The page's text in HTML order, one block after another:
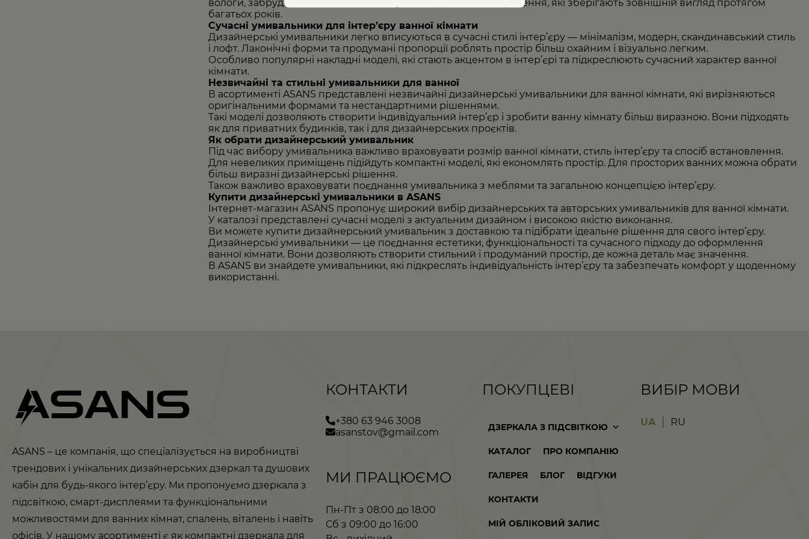
вологи, забруднень і щоденної експлуатації. Це довговічні рішення, які зберігають зовнішній вигляд протягом
багатьох років.
Сучасні умивальники для інтер’єру ванної кімнати
Дизайнерські умивальники легко вписуються в сучасні стилі інтер’єру — мінімалізм, модерн, скандинавський стиль
і лофт. Лаконічні форми та продумані пропорції роблять простір більш охайним і візуально легким.
Особливо популярні накладні моделі, які стають акцентом в інтер’єрі та підкреслюють сучасний характер ванної
кімнати.
Незвичайні та стильні умивальники для ванної
В асортименті ASANS представлені незвичайні дизайнерські умивальники для ванної кімнати, які вирізняються
оригінальними формами та нестандартними рішеннями.
Такі моделі дозволяють створити індивідуальний інтер’єр і зробити ванну кімнату більш виразною. Вони підходять
як для приватних будинків, так і для дизайнерських проєктів.
Як обрати дизайнерський умивальник
Під час вибору умивальника важливо враховувати розмір ванної кімнати, стиль інтер’єру та спосіб встановлення.
Для невеликих приміщень підійдуть компактні моделі, які економлять простір. Для просторих ванних можна обрати
більш виразні дизайнерські рішення.
Також важливо враховувати поєднання умивальника з меблями та загальною концепцією інтер’єру.
Купити дизайнерські умивальники в ASANS
Інтернет-магазин ASANS пропонує широкий вибір дизайнерських та авторських умивальників для ванної кімнати.
У каталозі представлені сучасні моделі з актуальним дизайном і високою якістю виконання.
Ви можете купити дизайнерський умивальник з доставкою та підібрати ідеальне рішення для свого інтер’єру.
Дизайнерські умивальники — це поєднання естетики, функціональності та сучасного підходу до оформлення
ванної кімнати. Вони дозволяють створити стильний і продуманий простір, де кожна деталь має значення.
В ASANS ви знайдете умивальники, які підкреслять індивідуальність інтер’єру та забезпечать комфорт у щоденному
використанні.
ASANS – це компанія, що спеціалізується на виробництві
трендових і унікальних дизайнерських дзеркал та душових
кабін для будь-якого інтер’єру. Ми пропонуємо дзеркала з
підсвіткою, смарт-дисплеями та функціональними
можливостями для ванних кімнат, спалень, віталень і навіть
офісів. У нашому асортименті є як компактні дзеркала для
КОНТАКТИ
+380 63 946 3008
asanstov@gmail.com
МИ ПРАЦЮЄМО
Пн-Пт з 08:00 до 18:00
Сб з 09:00 до 16:00
ПОКУПЦЕВІ
ДЗЕРКАЛА З ПІДСВІТКОЮ
КАТАЛОГ ПРО КОМПАНІЮ
ГАЛЕРЕЯ БЛОГ ВІДГУКИ
КОНТАКТИ
МІЙ ОБЛІКОВИЙ ЗАПИС
ВИБІР МОВИ
UA RU